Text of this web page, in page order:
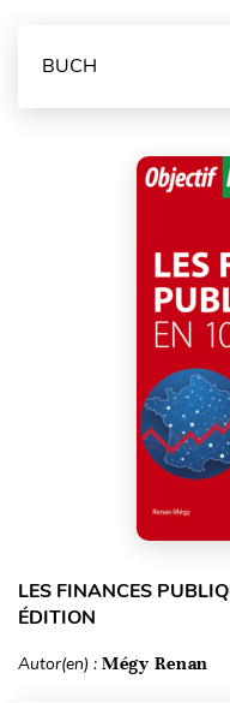
BUCH
LES FINANCES
ÉDITION
Autor(en) : Mégy Renan